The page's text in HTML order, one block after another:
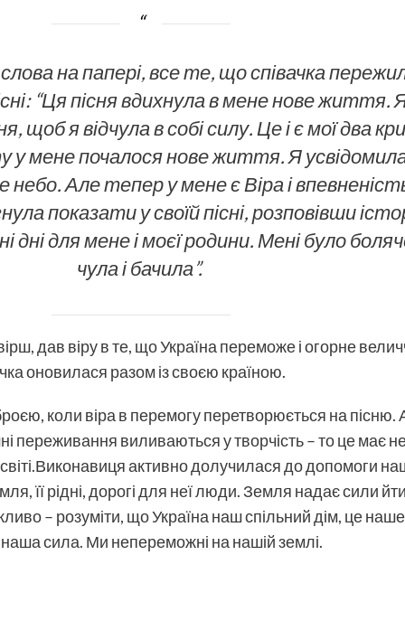
на папері, все те, що співачка
“Ця пісня вдихнула в мене нове життя.
щоб я відчула в собі силу. Це і є мої два
мене почалося нове життя. Я
небо. Але тепер у мене є Віра і
показати у своїй пісні, розповівши
дні для мене і моєї родини. Мені було
чула і бачила”.
дав віру в те, що Україна переможе і огорне
оновилася разом із своєю країною.
коли віра в перемогу перетворюється на пісню.
переживання виливаються у творчість – то це має
світі.Виконавиця активно долучилася до допомоги
її рідні, дорогі для неї люди. Земля надає сили
– розуміти, що Україна наш спільний дім, це наше
сила. Ми непереможні на нашій землі.